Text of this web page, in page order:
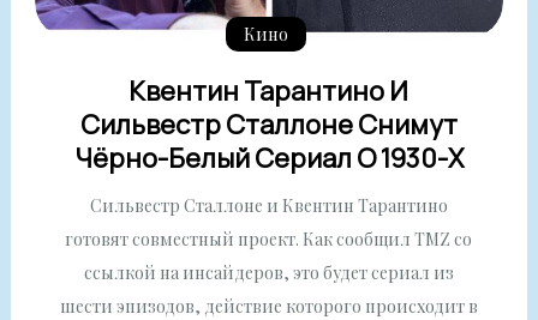
Кино
Квентин Тарантино И
Сильвестр Сталлоне Снимут
Чёрно-Белый Сериал О 1930-Х
Сильвестр Сталлоне и Квентин Тарантино
готовят совместный проект. Как сообщил TMZ со
ссылкой на инсайдеров, это будет сериал из
шести эпизодов, действие которого происходит в